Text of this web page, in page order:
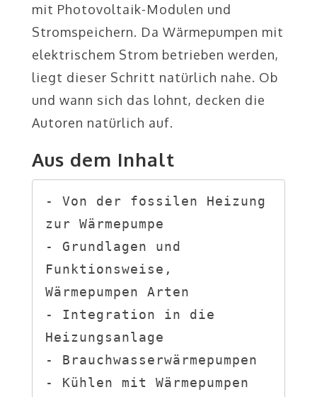
mit Photovoltaik-Modulen und
Stromspeichern. Da Wärmepumpen mit
elektrischem Strom betrieben werden,
liegt dieser Schritt natürlich nahe. Ob
und wann sich das lohnt, decken die
Autoren natürlich auf.
Aus dem Inhalt
- Von der fossilen Heizung
zur Wärmepumpe
- Grundlagen und
Funktionsweise,
Wärmepumpen Arten
- Integration in die
Heizungsanlage
- Brauchwasserwärmepumpen
- Kühlen mit Wärmepumpen